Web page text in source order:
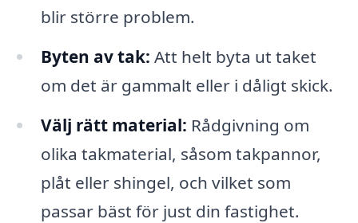
blir större problem.
Byten av tak: Att helt byta ut taket
om det är gammalt eller i dåligt skick.
Välj rätt material: Rådgivning om
olika takmaterial, såsom takpannor,
plåt eller shingel, och vilket som
passar bäst för just din fastighet.